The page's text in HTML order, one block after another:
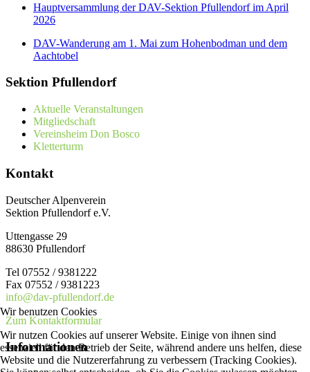
Hauptversammlung der DAV-Sektion Pfullendorf im April
2026
DAV-Wanderung am 1. Mai zum Hohenbodman und dem
Aachtobel
Sektion Pfullendorf
Aktuelle Veranstaltungen
Mitgliedschaft
Vereinsheim Don Bosco
Kletterturm
Kontakt
Deutscher Alpenverein
Sektion Pfullendorf e.V.
Uttengasse 29
88630 Pfullendorf
Tel 07552 / 9381222
Fax 07552 / 9381223
info@dav-pfullendorf.de
Zum Kontaktformular
Informationen
Wir benutzen Cookies
Wir nutzen Cookies auf unserer Website. Einige von ihnen sind
essenziell für den Betrieb der Seite, während andere uns helfen, diese
Website und die Nutzererfahrung zu verbessern (Tracking Cookies).